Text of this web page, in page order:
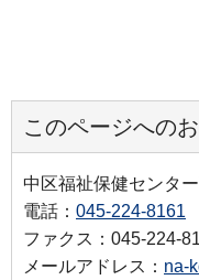
このページへの
中区福祉保健センタ
電話： 045-224-8161
ファクス：045-224-
メールアドレス： na-